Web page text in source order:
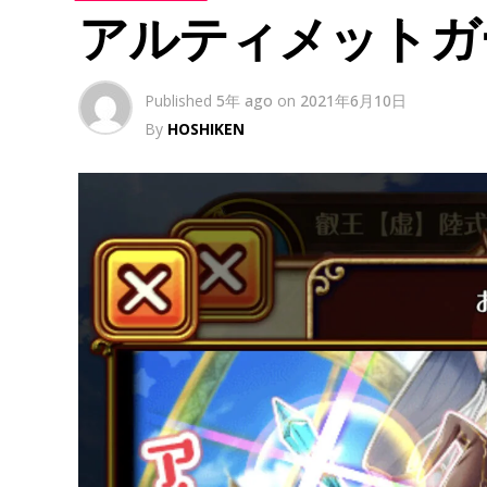
アルティメット
Published 5年 ago on 2021年6月10日
By HOSHIKEN